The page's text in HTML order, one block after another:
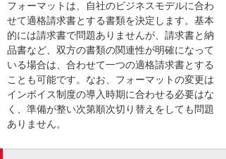
フォーマットは、自社のビジネスモデルに合わ
せて適格請求書とする書類を決定します。基本
的には請求書で問題ありませんが、請求書と納
品書など、双方の書類の関連性が明確になって
いる場合は、合わせて一つの適格請求書とする
ことも可能です。なお、フォーマットの変更は
インボイス制度の導入時期に合わせる必要はな
く、準備が整い次第順次切り替えをしても問題
ありません。